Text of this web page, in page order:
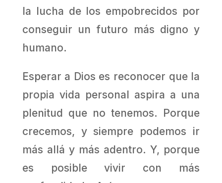
la lucha de los empobrecidos por
conseguir un futuro más digno y
humano.
Esperar a Dios es reconocer que la
propia vida personal aspira a una
plenitud que no tenemos. Porque
crecemos, y siempre podemos ir
más allá y más adentro. Y, porque
es posible vivir con más